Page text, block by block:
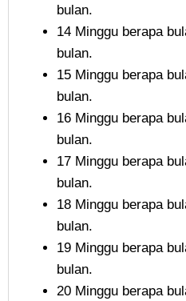
bulan.
14 Minggu berapa
bulan.
15 Minggu berapa
bulan.
16 Minggu berapa
bulan.
17 Minggu berapa
bulan.
18 Minggu berapa
bulan.
19 Minggu berapa
bulan.
20 Minggu berapa